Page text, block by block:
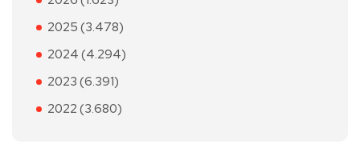
2025 (3.478)
2024 (4.294)
2023 (6.391)
2022 (3.680)